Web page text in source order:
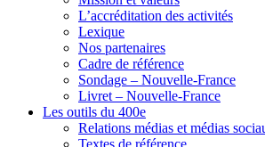
L’accréditation des activités
Lexique
Nos partenaires
Cadre de référence
Sondage – Nouvelle-France
Livret – Nouvelle-France
Les outils du 400e
Relations médias et médias
Textes de référence